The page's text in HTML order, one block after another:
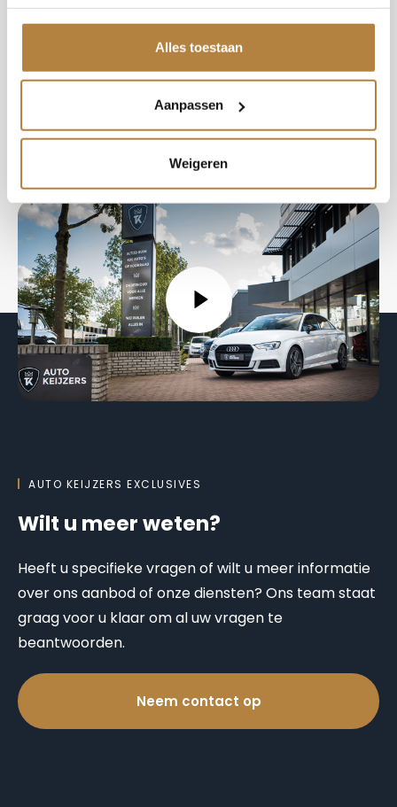
Alles toestaan
Aanpassen
Weigeren
afleggen. Hierdoor hebben we al vele jaren zeer
AUTO KEIJZERS EXCLUSIVES
Wilt u meer weten?
Heeft u specifieke vragen of wilt u meer informatie
over ons aanbod of onze diensten? Ons team staat
graag voor u klaar om al uw vragen te
beantwoorden.
Neem contact op